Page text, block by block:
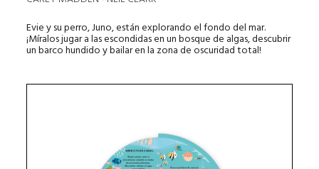
Evie y su perro, Juno, están explorando el fondo del mar.
¡Míralos jugar a las escondidas en un bosque de algas, descubrir
un barco hundido y bailar en la zona de oscuridad total!